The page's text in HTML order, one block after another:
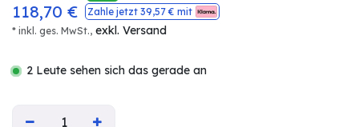
118,70 € Zahle jetzt 39,57€ mit
* inkl. ges. MwSt., exkl. Versand
2 Leute sehen sich das gerade an